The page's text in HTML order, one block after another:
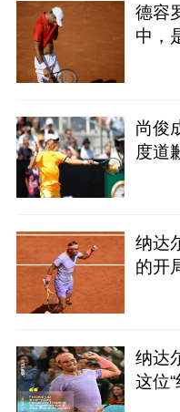
德容
中，
尚俊
度道
纳达
的开
纳达
这位